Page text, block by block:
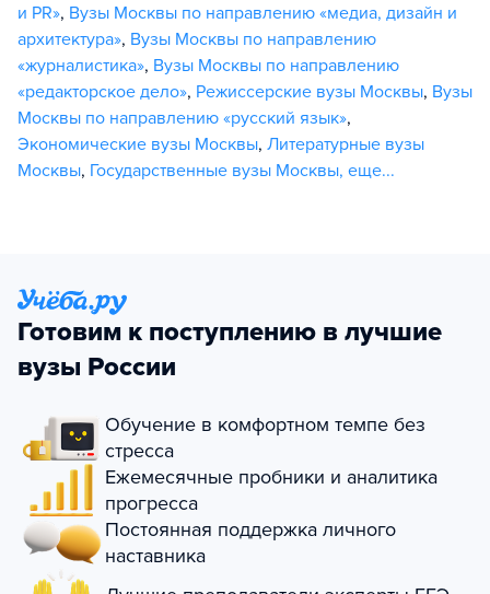
и PR», Вузы Москвы по направлению «медиа, дизайн и
архитектура», Вузы Москвы по направлению
«журналистика», Вузы Москвы по направлению
«редакторское дело», Режиссерские вузы Москвы, Вузы
Москвы по направлению «русский язык»,
Экономические вузы Москвы, Литературные вузы
Москвы, Государственные вузы Москвы, еще...
Готовим к поступлению в лучшие
вузы России
Обучение в комфортном темпе без
стресса
Ежемесячные пробники и аналитика
прогресса
Постоянная поддержка личного
наставника